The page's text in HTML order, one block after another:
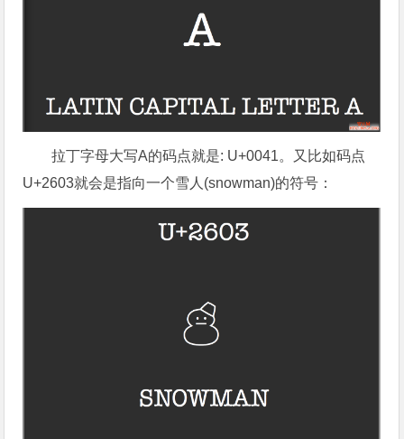
拉丁字母大写A的码点就是: U+0041。又比如码点
U+2603就会是指向一个雪人(snowman)的符号：